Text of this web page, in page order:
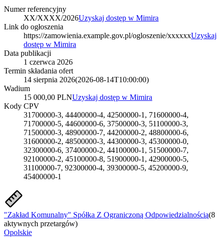
Numer referencyjny
XX/XXXX/2026Uzyskaj dostęp w Mimira
Link do ogłoszenia
https://zamowienia.example.gov.pl/ogloszenie/xxxxxxUzyskaj
dostęp w Mimira
Data publikacji
1 czerwca 2026
Termin składania ofert
14 sierpnia 2026(2026-08-14T10:00:00)
Wadium
15 000,00 PLNUzyskaj dostęp w Mimira
Kody CPV
31700000-3, 44400000-4, 42500000-1, 71600000-4,
71700000-5, 44600000-6, 37500000-3, 51100000-3,
71500000-3, 48900000-7, 44200000-2, 48800000-6,
31600000-2, 48500000-3, 44300000-3, 45300000-0,
32300000-6, 37400000-2, 44100000-1, 51500000-7,
92100000-2, 45100000-8, 51900000-1, 42900000-5,
31100000-7, 92300000-4, 39300000-5, 45200000-9,
45400000-1
"Zakład Komunalny" Spółka Z Ograniczoną Odpowiedzialnością(8
aktywnych przetargów)
Opolskie